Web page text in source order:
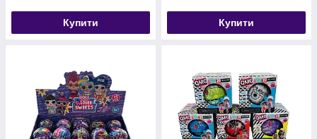
Купити Купити